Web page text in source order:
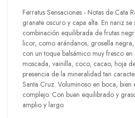
Ferratus Sensaciones - Notas de Cata
granate oscuro y capa alta. En nariz se
combinación equilibrada de frutas
licor, como arándanos, grosella
con un toque balsámico muy fresco
moscada, vainilla, coco, cacao, hoja
presencia de la mineralidad tan
Santa Cruz. Voluminoso en boca, bien
complejo. Con buen equilibrado y
amplio y largo.